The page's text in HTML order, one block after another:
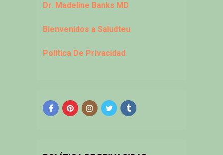
Dr. Madeline Banks MD
Bienvenidos a Saludteu
Política De Privacidad